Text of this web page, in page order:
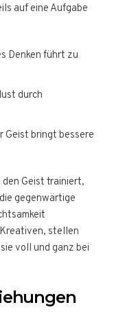
auf eine Aufgabe
Denken führt zu
durch
Geist bringt bessere
den Geist trainiert,
gegenwärtige
stellen
voll und ganz bei